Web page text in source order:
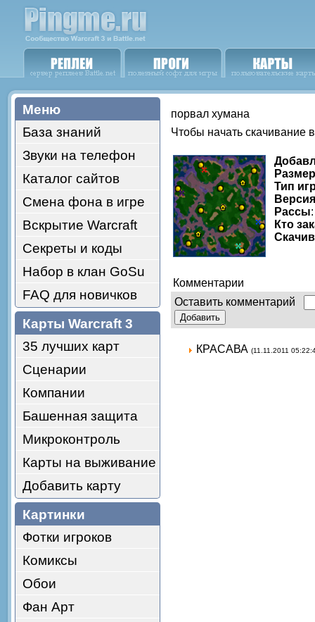
Меню
База знаний
Звуки на телефон
Каталог сайтов
Смена фона в игре
Вскрытие Warcraft
Секреты и коды
Набор в клан GoSu
FAQ для новичков
Карты Warcraft 3
35 лучших карт
Сценарии
Компании
Башенная защита
Микроконтроль
Карты на выживание
Добавить карту
Картинки
Фотки игроков
Комиксы
Обои
Фан Арт
порвал хумана
Чтобы начать скачивание
Тип
Рассы
Кто
Комментарии
Оставить комментарий
КРАСАВА (11.11.2011